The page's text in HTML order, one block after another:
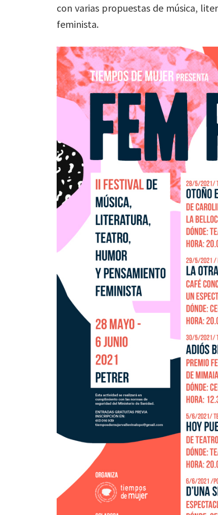
con varias propuestas de música,
feminista.